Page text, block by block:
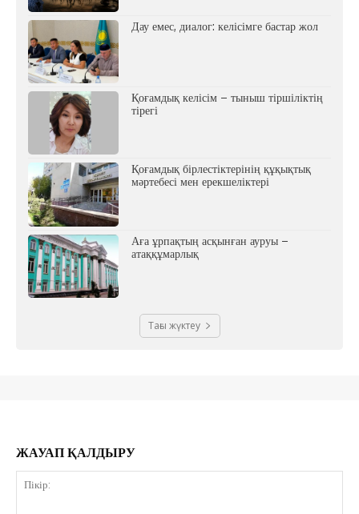
Дау емес, диалог: келісімге бастар жол
Қоғамдық келісім – тыныш тіршіліктің
тірегі
Қоғамдық бірлестіктерінің құқықтық
мәртебесі мен ерекшеліктері
Аға ұрпақтың асқынған ауруы –
атаққұмарлық
Тағы жүктеу
ЖАУАП ҚАЛДЫРУ